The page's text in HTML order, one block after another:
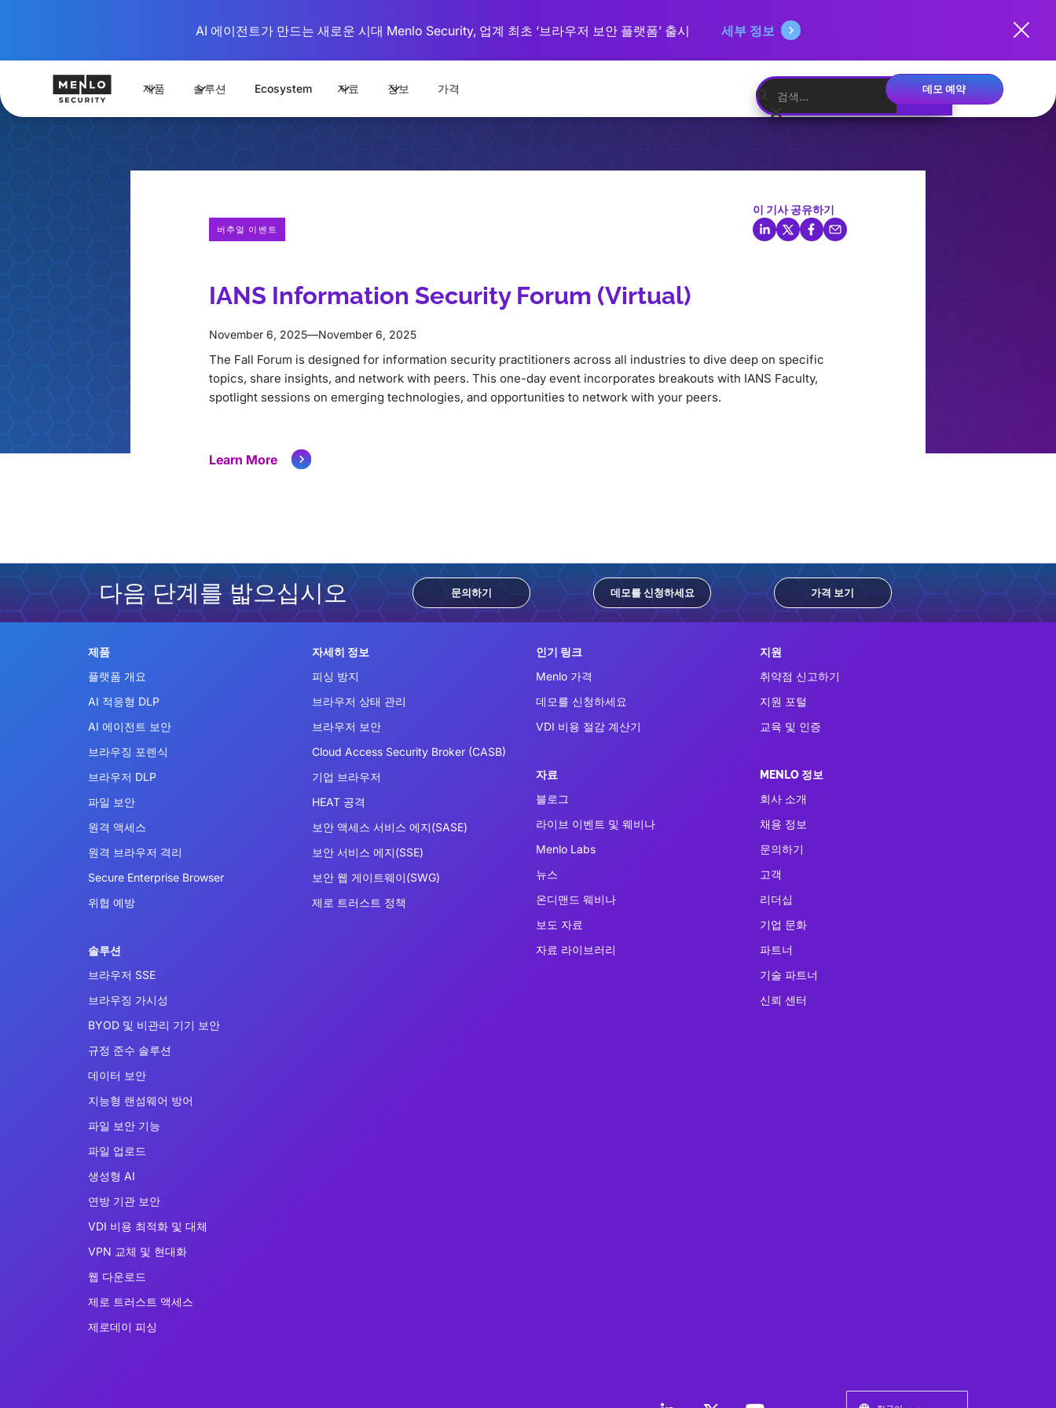
AI 에이전트가 만드는 새로운 시대 Menlo Security, 업계 최초 ‘브라우저 보안 플랫폼’ 출시 세부 정보
제품 솔루션 Ecosystem 자료 정보 가격 데모 예약
버추얼 이벤트
이 기사 공유하기
IANS Information Security Forum (Virtual)
November 6, 2025—November 6, 2025
The Fall Forum is designed for information security practitioners across all industries to dive deep on specific
topics, share insights, and network with peers. This one-day event incorporates breakouts with IANS Faculty,
spotlight sessions on emerging technologies, and opportunities to network with your peers.
Learn More
다음 단계를 밟으십시오 문의하기 데모를 신청하세요 가격 보기
제품
플랫폼 개요
AI 적응형 DLP
AI 에이전트 보안
브라우징 포렌식
브라우저 DLP
파일 보안
원격 액세스
원격 브라우저 격리
Secure Enterprise Browser
위협 예방
솔루션
브라우저 SSE
브라우징 가시성
BYOD 및 비관리 기기 보안
규정 준수 솔루션
데이터 보안
지능형 랜섬웨어 방어
파일 보안 기능
파일 업로드
생성형 AI
연방 기관 보안
VDI 비용 최적화 및 대체
VPN 교체 및 현대화
웹 다운로드
제로 트러스트 액세스
제로데이 피싱
자세히 정보
피싱 방지
브라우저 상태 관리
브라우저 보안
Cloud Access Security Broker (CASB)
기업 브라우저
HEAT 공격
보안 액세스 서비스 에지(SASE)
보안 서비스 에지(SSE)
보안 웹 게이트웨이(SWG)
제로 트러스트 정책
인기 링크
Menlo 가격
데모를 신청하세요
VDI 비용 절감 계산기
자료
블로그
라이브 이벤트 및 웨비나
Menlo Labs
뉴스
온디맨드 웨비나
보도 자료
자료 라이브러리
지원
취약점 신고하기
지원 포털
교육 및 인증
MENLO 정보
회사 소개
채용 정보
문의하기
고객
리더십
기업 문화
파트너
기술 파트너
신뢰 센터